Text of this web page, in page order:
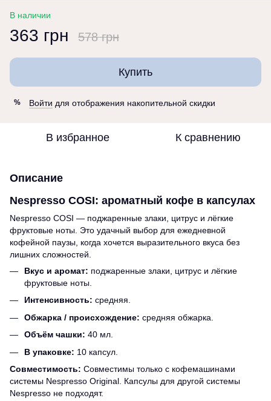
В наличии
363 грн 578 грн
Купить
% Войти для отображения накопительной скидки
В избранное К сравнению
Описание
Nespresso COSI: ароматный кофе в капсулах
Nespresso COSI — поджаренные злаки, цитрус и лёгкие
фруктовые ноты. Это удачный выбор для ежедневной
кофейной паузы, когда хочется выразительного вкуса без
лишних сложностей.
Вкус и аромат: поджаренные злаки, цитрус и лёгкие
фруктовые ноты.
Интенсивность: средняя.
Обжарка / происхождение: средняя обжарка.
Объём чашки: 40 мл.
В упаковке: 10 капсул.
Совместимость: Совместимы только с кофемашинами
системы Nespresso Original. Капсулы для другой системы
Nespresso не подходят.